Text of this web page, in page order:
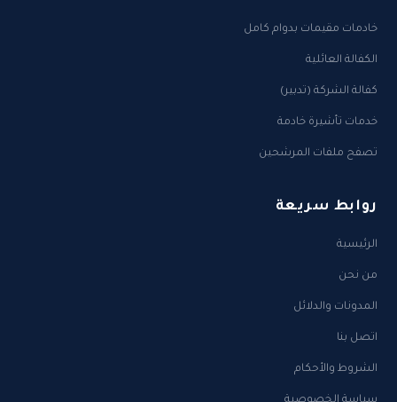
خادمات مقيمات بدوام كامل
الكفالة العائلية
كفالة الشركة (تدبير)
خدمات تأشيرة خادمة
تصفح ملفات المرشحين
روابط سريعة
الرئيسية
من نحن
المدونات والدلائل
اتصل بنا
الشروط والأحكام